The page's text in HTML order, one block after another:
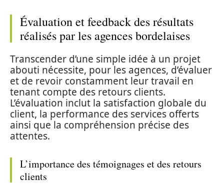
Évaluation et feedback des résultats
réalisés par les agences bordelaises
Transcender d’une simple idée à un projet
abouti nécessite, pour les agences, d’évaluer
et de revoir constamment leur travail en
tenant compte des retours clients.
L’évaluation inclut la satisfaction globale du
client, la performance des services offerts
ainsi que la compréhension précise des
attentes.
L’importance des témoignages et des retours
clients